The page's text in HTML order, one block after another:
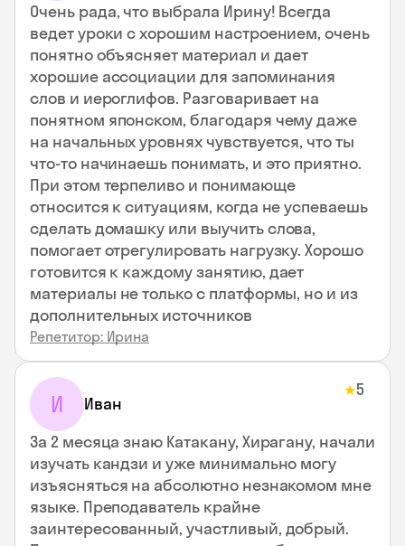
Очень рада, что выбрала Ирину! Всегда
ведет уроки с хорошим настроением, очень
понятно объясняет материал и дает
хорошие ассоциации для запоминания
слов и иероглифов. Разговаривает на
понятном японском, благодаря чему даже
на начальных уровнях чувствуется, что ты
что-то начинаешь понимать, и это приятно.
При этом терпеливо и понимающе
относится к ситуациям, когда не успеваешь
сделать домашку или выучить слова,
помогает отрегулировать нагрузку. Хорошо
готовится к каждому занятию, дает
материалы не только с платформы, но и из
дополнительных источников
Репетитор: Ирина
И Иван
★5
За 2 месяца знаю Катакану, Хирагану, начали
изучать кандзи и уже минимально могу
изъясняться на абсолютно незнакомом мне
языке. Преподаватель крайне
заинтересованный, участливый, добрый.